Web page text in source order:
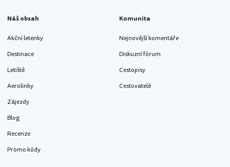
Náš obsah
Akční letenky
Destinace
Letiště
Aerolinky
Zájezdy
Blog
Recenze
Promo kódy
Komunita
Nejnovější komentáře
Diskuzní fórum
Cestopisy
Cestovatelé